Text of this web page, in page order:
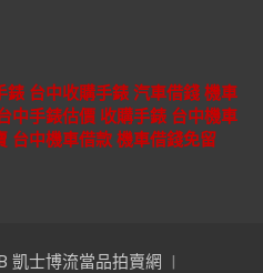
錶 台中收購手錶 汽車借錢 機車
中手錶估價 收購手錶 台中機車
台中機車借款 機車借錢免留
凱士博流當品拍賣網